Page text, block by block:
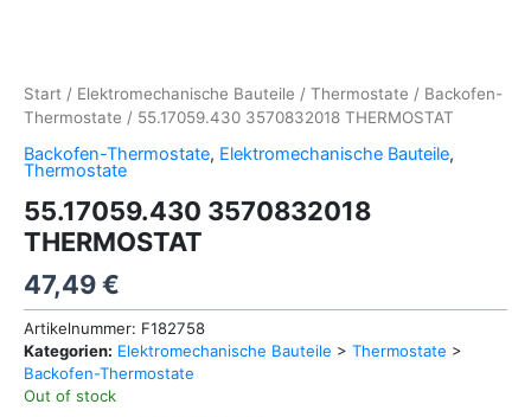
Start / Elektromechanische Bauteile / Thermostate / Backofen-
Thermostate / 55.17059.430 3570832018 THERMOSTAT
Backofen-Thermostate, Elektromechanische Bauteile,
Thermostate
55.17059.430 3570832018
THERMOSTAT
47,49€
Artikelnummer: F182758
Kategorien: Elektromechanische Bauteile > Thermostate >
Backofen-Thermostate
Out of stock